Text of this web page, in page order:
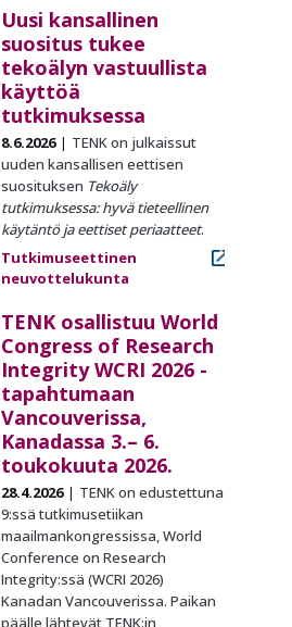
Uusi kansallinen
suositus tukee
tekoälyn vastuullista
käyttöä
tutkimuksessa
8.6.2026
TENK on julkaissut
uuden kansallisen eettisen
suosituksen Tekoäly
tutkimuksessa: hyvä tieteellinen
käytäntö ja eettiset periaatteet.
Tutkimuseettinen
neuvottelukunta
TENK osallistuu World
Congress of Research
Integrity WCRI 2026 -
tapahtumaan
Vancouverissa,
Kanadassa 3.– 6.
toukokuuta 2026.
28.4.2026
TENK on edustettuna
9:ssä tutkimusetiikan
maailmankongressissa, World
Conference on Research
Integrity:ssä (WCRI 2026)
Kanadan Vancouverissa. Paikan
päälle lähtevät TENK:in